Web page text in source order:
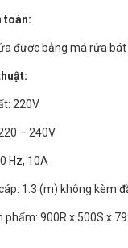
toàn:
được bằng má rửa bát
220V
– 240V
Hz, 10A
1.3 (m) không kèm
phẩm: 900R x 500S x